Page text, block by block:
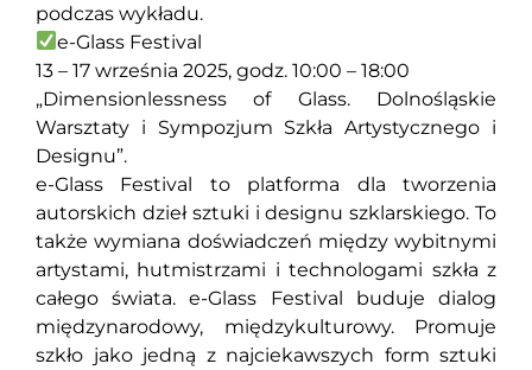
podczas wykładu.
e-Glass Festival
13 – 17 września 2025, godz. 10:00 – 18:00
„Dimensionlessness of Glass. Dolnośląskie
Warsztaty i Sympozjum Szkła Artystycznego i
Designu”.
e-Glass Festival to platforma dla tworzenia
autorskich dzieł sztuki i designu szklarskiego. To
także wymiana doświadczeń między wybitnymi
artystami, hutmistrzami i technologami szkła z
całego świata. e-Glass Festival buduje dialog
międzynarodowy, międzykulturowy. Promuje
szkło jako jedną z najciekawszych form sztuki